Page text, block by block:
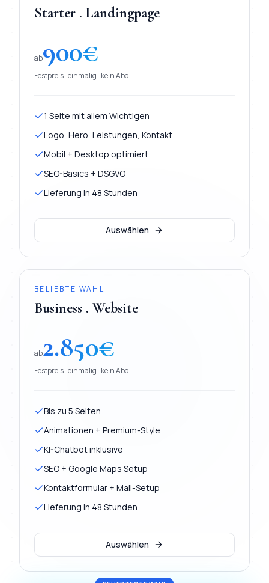
Starter . Landingpage
ab900€
Festpreis . einmalig . kein Abo
1 Seite mit allem Wichtigen
Logo, Hero, Leistungen, Kontakt
Mobil + Desktop optimiert
SEO-Basics + DSGVO
Lieferung in 48 Stunden
Auswählen
BELIEBTE WAHL
Business . Website
ab2.850€
Festpreis . einmalig . kein Abo
Bis zu 5 Seiten
Animationen + Premium-Style
KI-Chatbot inklusive
SEO + Google Maps Setup
Kontaktformular + Mail-Setup
Lieferung in 48 Stunden
Auswählen